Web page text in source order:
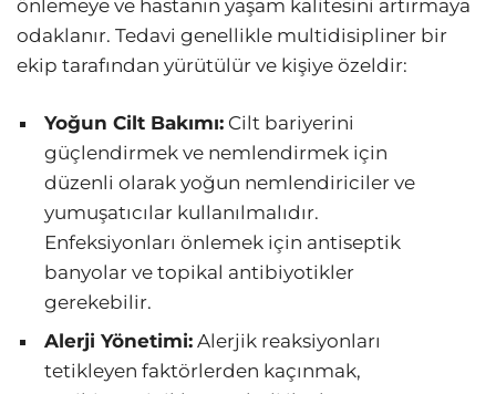
önlemeye ve hastanın yaşam kalitesini artırmaya
odaklanır. Tedavi genellikle multidisipliner bir
ekip tarafından yürütülür ve kişiye özeldir:
Yoğun Cilt Bakımı: Cilt bariyerini
güçlendirmek ve nemlendirmek için
düzenli olarak yoğun nemlendiriciler ve
yumuşatıcılar kullanılmalıdır.
Enfeksiyonları önlemek için antiseptik
banyolar ve topikal antibiyotikler
gerekebilir.
Alerji Yönetimi: Alerjik reaksiyonları
tetikleyen faktörlerden kaçınmak,